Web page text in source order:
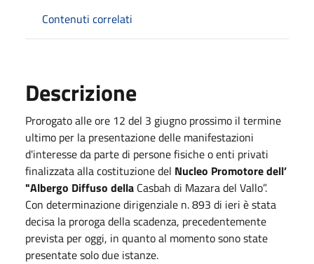
Contenuti correlati
Descrizione
Prorogato alle ore 12 del 3 giugno prossimo il termine
ultimo per la presentazione delle manifestazioni
d'interesse da parte di persone fisiche o enti privati
finalizzata alla costituzione del Nucleo Promotore dell’
"Albergo Diffuso della Casbah di Mazara del Vallo”.
Con determinazione dirigenziale n. 893 di ieri è stata
decisa la proroga della scadenza, precedentemente
prevista per oggi, in quanto al momento sono state
presentate solo due istanze.